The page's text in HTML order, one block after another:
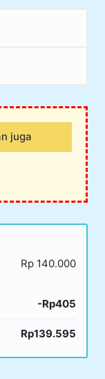
juga
Rp 140.000
-Rp405
Rp139.595